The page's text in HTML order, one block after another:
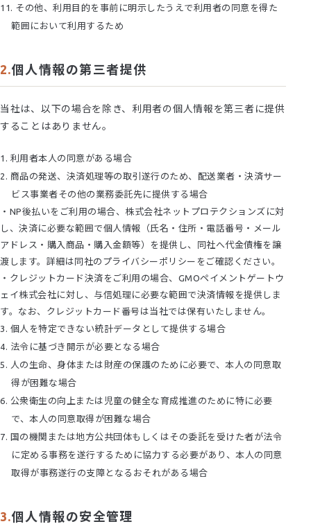
その他、利用目的を事前に明示したうえで利用者の同意を得た
範囲において利用するため
個人情報の第三者提供
当社は、以下の場合を除き、利用者の個人情報を第三者に提供
することはありません。
利用者本人の同意がある場合
商品の発送、決済処理等の取引遂行のため、配送業者・決済サー
ビス事業者その他の業務委託先に提供する場合
・NP後払いをご利用の場合、株式会社ネットプロテクションズに対
し、決済に必要な範囲で個人情報（氏名・住所・電話番号・メール
アドレス・購入商品・購入金額等）を提供し、同社へ代金債権を譲
渡します。詳細は同社のプライバシーポリシーをご確認ください。
・クレジットカード決済をご利用の場合、GMOペイメントゲートウ
ェイ株式会社に対し、与信処理に必要な範囲で決済情報を提供しま
す。なお、クレジットカード番号は当社では保有いたしません。
個人を特定できない統計データとして提供する場合
法令に基づき開示が必要となる場合
人の生命、身体または財産の保護のために必要で、本人の同意取
得が困難な場合
公衆衛生の向上または児童の健全な育成推進のために特に必要
で、本人の同意取得が困難な場合
国の機関または地方公共団体もしくはその委託を受けた者が法令
に定める事務を遂行するために協力する必要があり、本人の同意
取得が事務遂行の支障となるおそれがある場合
個人情報の安全管理